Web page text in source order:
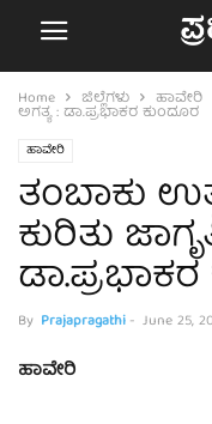
Home ಜಿಲ್ಲೆಗಳು ಹಾವೇರಿ
ಅಗತ್ಯ : ಡಾ.ಪ್ರಭಾಕರ ಕುಂದೂರ
ಹಾವೇರಿ
ತಂಬಾಕು
ಕುರಿತು
By Prajapragathi- June 25,
ಹಾವೇರಿ